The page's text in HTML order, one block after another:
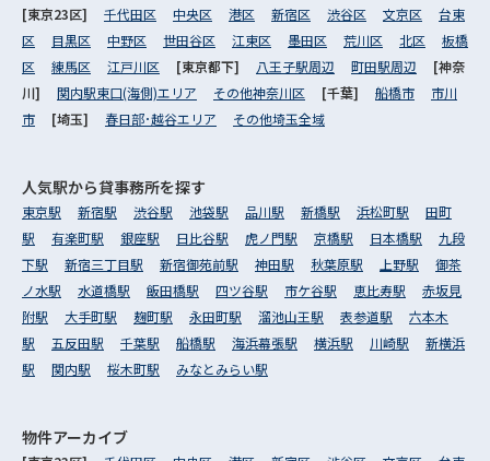
[東京23区] 千代田区 中央区 港区 新宿区 渋谷区 文京区
台東
区
目黒区 中野区 世田谷区 江東区 墨田区 荒川区 北区
板橋
区
練馬区 江戸川区 [東京都下] 八王子駅周辺 町田駅周辺
[神奈
川] 関内駅東口(海側)エリア その他神奈川区 [千葉] 船橋市
市川
市
[埼玉] 春日部･越谷エリア その他埼玉全域
人気駅から貸事務所を探す
東京駅 新宿駅 渋谷駅 池袋駅 品川駅 新橋駅 浜松町駅
田町
駅
有楽町駅 銀座駅 日比谷駅 虎ノ門駅 京橋駅 日本橋駅
九段
下駅
新宿三丁目駅 新宿御苑前駅 神田駅 秋葉原駅 上野駅
御茶
ノ水駅
水道橋駅 飯田橋駅 四ツ谷駅 市ケ谷駅 恵比寿駅
赤坂見
附駅
大手町駅 麹町駅 永田町駅 溜池山王駅 表参道駅
六本木
駅
五反田駅 千葉駅 船橋駅 海浜幕張駅 横浜駅 川崎駅
新横浜
駅
関内駅 桜木町駅 みなとみらい駅
物件アーカイブ